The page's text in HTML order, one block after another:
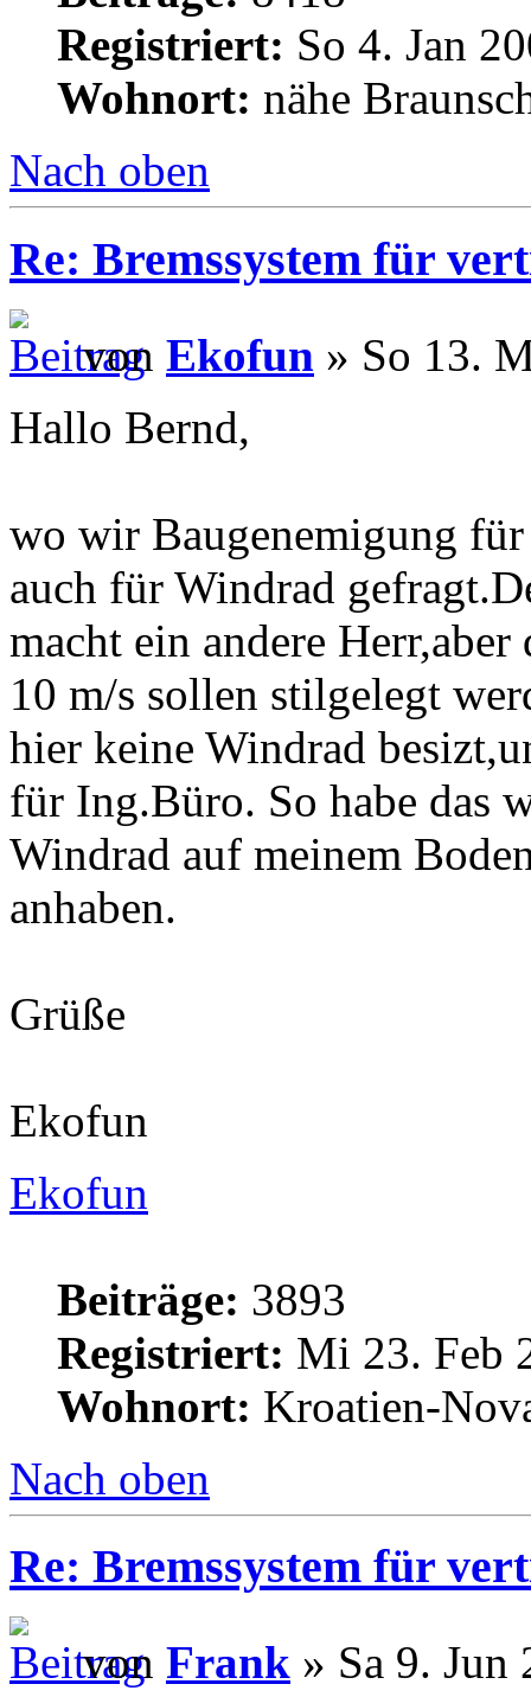
Registriert: So 4. Jan
Wohnort: nähe
Nach oben
Re: Bremssystem für
von Ekofun » So 13.
Hallo Bernd,
wo wir Baugenemigung für
auch für Windrad
macht ein andere
10 m/s sollen stilgelegt
hier keine Windrad
für Ing.Büro. So habe das
Windrad auf meinem
anhaben.
Grüße
Ekofun
Ekofun
Beiträge: 3893
Registriert: Mi 23. Feb
Wohnort: Kroatien-
Nach oben
Re: Bremssystem für
von Frank » Sa 9. Jun